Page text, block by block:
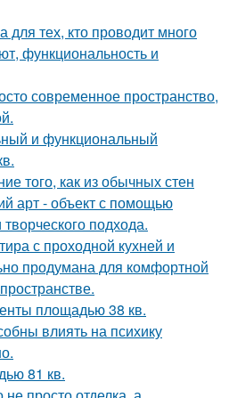
для тех, кто проводит много
функциональность и
современное пространство,
и функциональный
того, как из обычных стен
арт - объект с помощью
подхода.
с проходной кухней и
продумана для комфортной
площадью 38 кв.
влиять на психику
81 кв.